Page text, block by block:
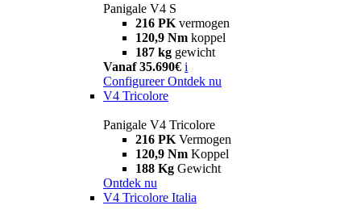
Panigale V4 S
216 PK vermogen
120,9 Nm koppel
187 kg gewicht
Vanaf 35.690€ i
Configureer Ontdek nu
V4 Tricolore
Panigale V4 Tricolore
216 PK Vermogen
120,9 Nm Koppel
188 Kg Gewicht
Ontdek nu
V4 Tricolore Italia